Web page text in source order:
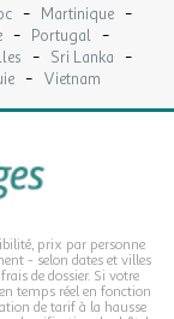
- Martinique -
- Portugal -
- Sri Lanka -
- Vietnam
prix par personne
- selon dates et villes
de dossier. Si votre
temps réel en fonction
de tarif à la hausse